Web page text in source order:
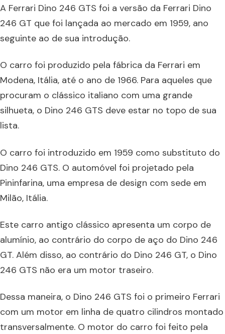
A Ferrari Dino 246 GTS foi a versão da Ferrari Dino
246 GT que foi lançada ao mercado em 1959, ano
seguinte ao de sua introdução.
O carro foi produzido pela fábrica da Ferrari em
Modena, Itália, até o ano de 1966. Para aqueles que
procuram o clássico italiano com uma grande
silhueta, o Dino 246 GTS deve estar no topo de sua
lista.
O carro foi introduzido em 1959 como substituto do
Dino 246 GTS. O automóvel foi projetado pela
Pininfarina, uma empresa de design com sede em
Milão, Itália.
Este carro antigo clássico apresenta um corpo de
alumínio, ao contrário do corpo de aço do Dino 246
GT. Além disso, ao contrário do Dino 246 GT, o Dino
246 GTS não era um motor traseiro.
Dessa maneira, o Dino 246 GTS foi o primeiro Ferrari
com um motor em linha de quatro cilindros montado
transversalmente. O motor do carro foi feito pela